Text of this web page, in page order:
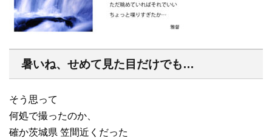
暑いね、せめて見た目だけでも…
そう思って
何処で撮ったのか、
確か茨城県 笠間近くだった